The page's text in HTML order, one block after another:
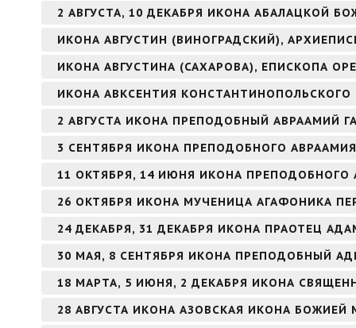
2 АВГУСТА, 10 ДЕКАБРЯ ИКОНА АБАЛАЦКОЙ
ИКОНА АВГУСТИН (ВИНОГРАДСКИЙ),
ИКОНА АВГУСТИНА (САХАРОВА), ЕПИСКОПА
ИКОНА АВКСЕНТИЯ КОНСТАНТИНОПОЛЬСКОГО
2 АВГУСТА ИКОНА ПРЕПОДОБНЫЙ АВРААМИЙ
3 СЕНТЯБРЯ ИКОНА ПРЕПОДОБНОГО
11 ОКТЯБРЯ, 14 ИЮНЯ ИКОНА ПРЕПОДОБНОГО
26 ОКТЯБРЯ ИКОНА МУЧЕНИЦА АГАФОНИКА
24 ДЕКАБРЯ, 31 ДЕКАБРЯ ИКОНА ПРАОТЕЦ
30 МАЯ, 8 СЕНТЯБРЯ ИКОНА ПРЕПОДОБНЫЙ
18 МАРТА, 5 ИЮНЯ, 2 ДЕКАБРЯ ИКОНА
28 АВГУСТА ИКОНА АЗОВСКАЯ ИКОНА БОЖИЕЙ